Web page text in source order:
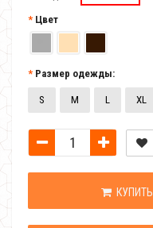
Цвет
Размер одежды:
S M L XL
КУПИТЬ